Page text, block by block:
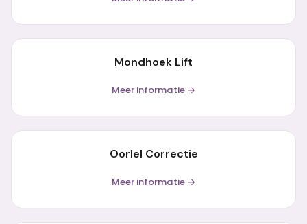
Mondhoek Lift
Meer informatie →
Oorlel Correctie
Meer informatie →